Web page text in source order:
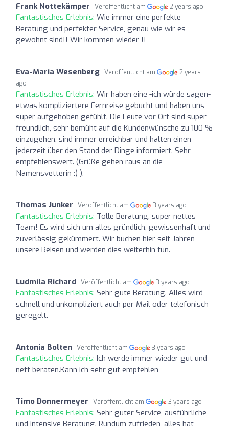
Frank Nottekämper Veröffentlicht am 2 years ago
Fantastisches Erlebnis: Wie immer eine perfekte
Beratung und perfekter Service, genau wie wir es
gewohnt sind!! Wir kommen wieder !!
Eva-Maria Wesenberg Veröffentlicht am
2 years
ago
Fantastisches Erlebnis: Wir haben eine -ich würde sagen-
etwas kompliziertere Fernreise gebucht und haben uns
super aufgehoben gefühlt. Die Leute vor Ort sind super
freundlich, sehr bemüht auf die Kundenwünsche zu 100 %
einzugehen, sind immer erreichbar und halten einen
jederzeit über den Stand der Dinge informiert. Sehr
empfehlenswert. (Grüße gehen raus an die
Namensvetterin :) ).
Thomas Junker Veröffentlicht am 3 years ago
Fantastisches Erlebnis: Tolle Beratung, super nettes
Team! Es wird sich um alles gründlich, gewissenhaft und
zuverlässig gekümmert. Wir buchen hier seit Jahren
unsere Reisen und werden dies weiterhin tun.
Ludmila Richard Veröffentlicht am 3 years ago
Fantastisches Erlebnis: Sehr gute Beratung. Alles wird
schnell und unkompliziert auch per Mail oder telefonisch
geregelt.
Antonia Bolten Veröffentlicht am 3 years ago
Fantastisches Erlebnis: Ich werde immer wieder gut und
nett beraten.Kann ich sehr gut empfehlen
Timo Donnermeyer Veröffentlicht am 3 years ago
Fantastisches Erlebnis: Sehr guter Service, ausführliche
und intensive Beratung. Rundum zufrieden, alles hat